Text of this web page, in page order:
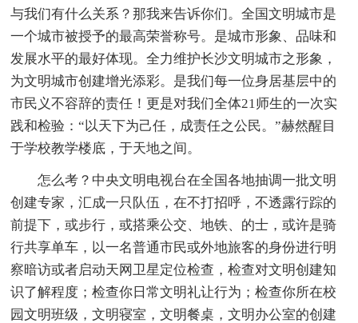
与我们有什么关系？那我来告诉你们。全国文明城市是
一个城市被授予的最高荣誉称号。是城市形象、品味和
发展水平的最好体现。全力维护长沙文明城市之形象，
为文明城市创建增光添彩。是我们每一位身居基层中的
市民义不容辞的责任！更是对我们全体21师生的一次实
践和检验：“以天下为己任，成责任之公民。”赫然醒目
于学校教学楼底，于天地之间。
怎么考？中央文明电视台在全国各地抽调一批文明
创建专家，汇成一只队伍，在不打招呼，不透露行踪的
前提下，或步行，或搭乘公交、地铁、的士，或许是骑
行共享单车，以一名普通市民或外地旅客的身份进行明
察暗访或者启动天网卫星定位检查，检查对文明创建知
识了解程度；检查你日常文明礼让行为；检查你所在校
园文明班级，文明寝室，文明餐桌，文明办公室的创建